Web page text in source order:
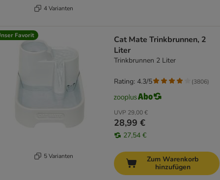
4 Varianten
Favorit
5 Varianten
Cat Mate Trinkbrunnen, 2
Liter
Trinkbrunnen 2 Liter
UVP 29,00 €
28,99 €
27,54 €
Rating: 4.3/5 (3806)
Zum Warenkorb
hinzufügen